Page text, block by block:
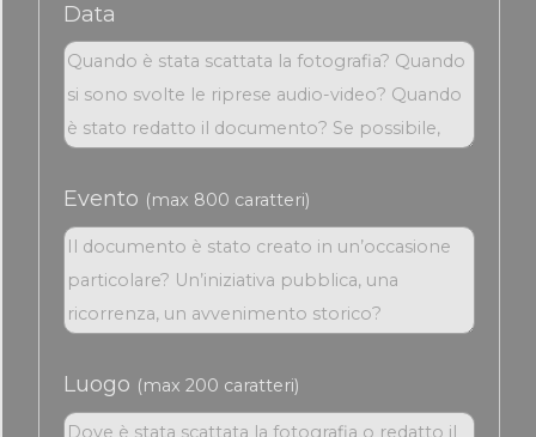
Data
Evento (max 800 caratteri)
Luogo (max 200 caratteri)